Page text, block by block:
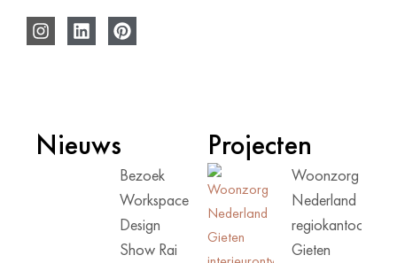
Nieuws
Bezoek
Workspace
Design
Show Rai
Projecten
Woonzorg
Nederland
regiokantoor
Gieten